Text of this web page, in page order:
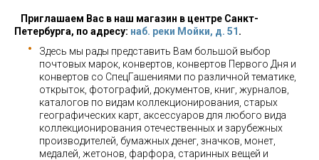
Приглашаем Вас в наш магазин в центре Санкт-
Петербурга, по адресу: наб. реки Мойки, д. 51 .
Здесь мы рады представить Вам большой выбор
почтовых марок, конвертов, конвертов Первого Дня и
конвертов со СпецГашениями по различной тематике,
открыток, фотографий, документов, книг, журналов,
каталогов по видам коллекционирования, старых
географических карт, аксессуаров для любого вида
коллекционирования отечественных и зарубежных
производителей, бумажных денег, значков, монет,
медалей, жетонов, фарфора, старинных вещей и